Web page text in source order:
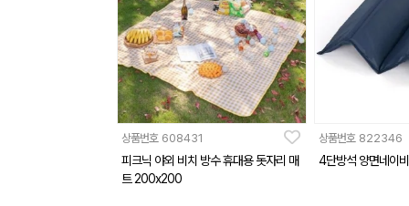
상품번호 608431
피크닉 야외 비치 방수 휴대용 돗자리 매
트 200x200
상품번호 822346
4단방석 양면네이비